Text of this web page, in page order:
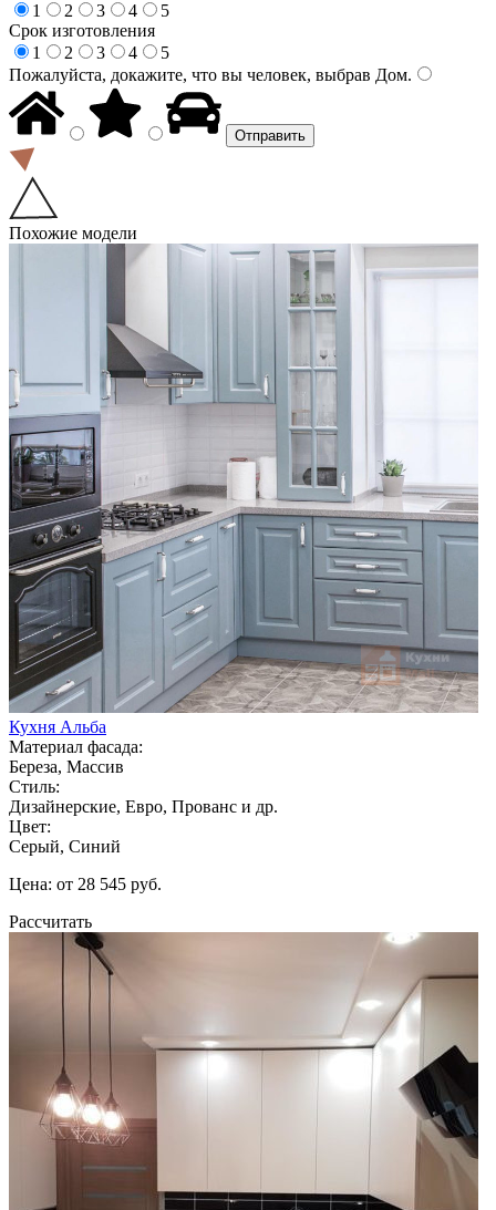
1
2 3 4
5
Срок изготовления
1
2 3 4
5
Пожалуйста, докажите, что вы человек, выбрав Дом.
Похожие модели
Кухня Альба
Материал фасада:
Береза, Массив
Стиль:
Дизайнерские, Евро, Прованс и др.
Цвет:
Серый, Синий
Цена: от 28 545 руб.
Рассчитать